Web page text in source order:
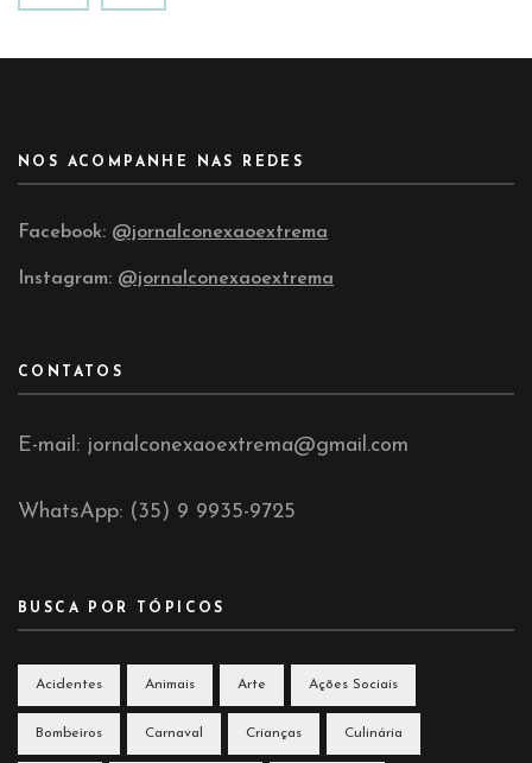
NOS ACOMPANHE NAS REDES
Facebook: @jornalconexaoextrema
Instagram: @jornalconexaoextrema
CONTATOS
E-mail: jornalconexaoextrema@gmail.com
WhatsApp: (35) 9 9935-9725
BUSCA POR TÓPICOS
Acidentes Animais Arte Ações Sociais
Bombeiros Carnaval Crianças Culinária